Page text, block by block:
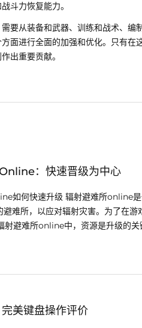
斗力恢复能力。
要从装备和武器、训练和战术、
面进行全面的加强和优化。只有
出重要贡献。
：快速晋级为中心
如何快速升级 辐射避难所online
难所，以应对辐射灾害。为了在游
射避难所online中，资源是升级的
美键盘操作评价